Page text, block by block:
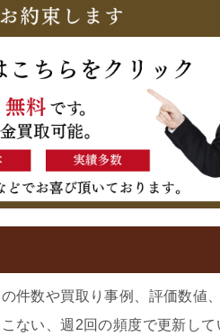
件数や買取り事例、評価数値
ない、週2回の頻度で更新して